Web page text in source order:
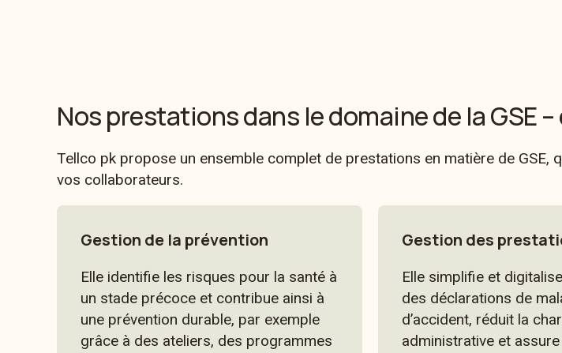
Nos prestations dans le domaine de la GSE
Tellco pk propose un ensemble complet de prestations en matière de GSE,
vos collaborateurs.
Gestion de la prévention
Elle identifie les risques pour la santé à
un stade précoce et contribue ainsi à
une prévention durable, par exemple
grâce à des ateliers, des programmes
Gestion des
Elle simplifie et
des déclarations de
d’accident, réduit la
administrative et assure